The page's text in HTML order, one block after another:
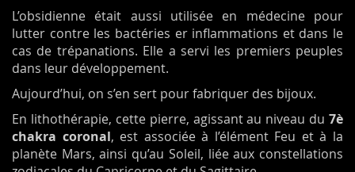
L’obsidienne était aussi utilisée en médecine pour
lutter contre les bactéries er inflammations et dans le
cas de trépanations. Elle a servi les premiers peuples
dans leur développement.
Aujourd’hui, on s’en sert pour fabriquer des bijoux.
En lithothérapie, cette pierre, agissant au niveau du 7è
chakra coronal, est associée à l’élément Feu et à la
planète Mars, ainsi qu’au Soleil, liée aux constellations